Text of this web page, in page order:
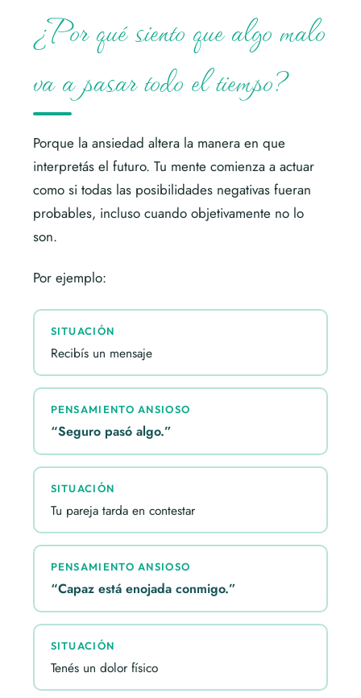
¿Por qué siento que algo malo
va a pasar todo el tiempo?
Porque la ansiedad altera la manera en que
interpretás el futuro. Tu mente comienza a actuar
como si todas las posibilidades negativas fueran
probables, incluso cuando objetivamente no lo
son.
Por ejemplo:
SITUACIÓN
Recibís un mensaje
PENSAMIENTO ANSIOSO
“Seguro pasó algo.”
SITUACIÓN
Tu pareja tarda en contestar
PENSAMIENTO ANSIOSO
“Capaz está enojada conmigo.”
SITUACIÓN
Tenés un dolor físico